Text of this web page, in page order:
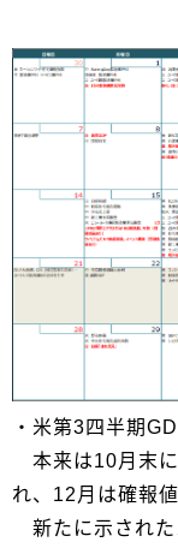
・米第3四半期
本来は10月末に
れ、12月は確報
新たに示された